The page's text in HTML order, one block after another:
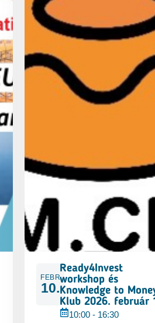
FEBR
10.
Ready4Invest
workshop és
Knowledge to
Klub 2026. február
10:00 - 16:30